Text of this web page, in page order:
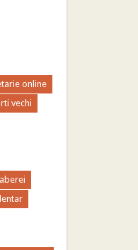
online
vechi